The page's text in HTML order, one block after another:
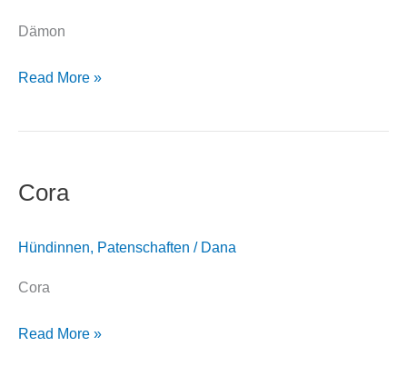
Dämon
Read More »
Cora
Hündinnen, Patenschaften / Dana
Cora
Read More »